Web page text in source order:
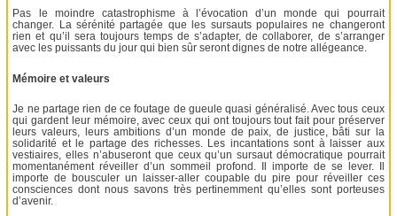
Pas le moindre catastrophisme à l’évocation d’un monde qui pourrait
changer. La sérénité partagée que les sursauts populaires ne changeront
rien et qu’il sera toujours temps de s’adapter, de collaborer, de s’arranger
avec les puissants du jour qui bien sûr seront dignes de notre allégeance.
Mémoire et valeurs
Je ne partage rien de ce foutage de gueule quasi généralisé. Avec tous ceux
qui gardent leur mémoire, avec ceux qui ont toujours tout fait pour préserver
leurs valeurs, leurs ambitions d’un monde de paix, de justice, bâti sur la
solidarité et le partage des richesses. Les incantations sont à laisser aux
vestiaires, elles n’abuseront que ceux qu’un sursaut démocratique pourrait
momentanément réveiller d’un sommeil profond. Il importe de se lever. Il
importe de bousculer un laisser-aller coupable du pire pour réveiller ces
consciences dont nous savons très pertinemment qu’elles sont porteuses
d’avenir.